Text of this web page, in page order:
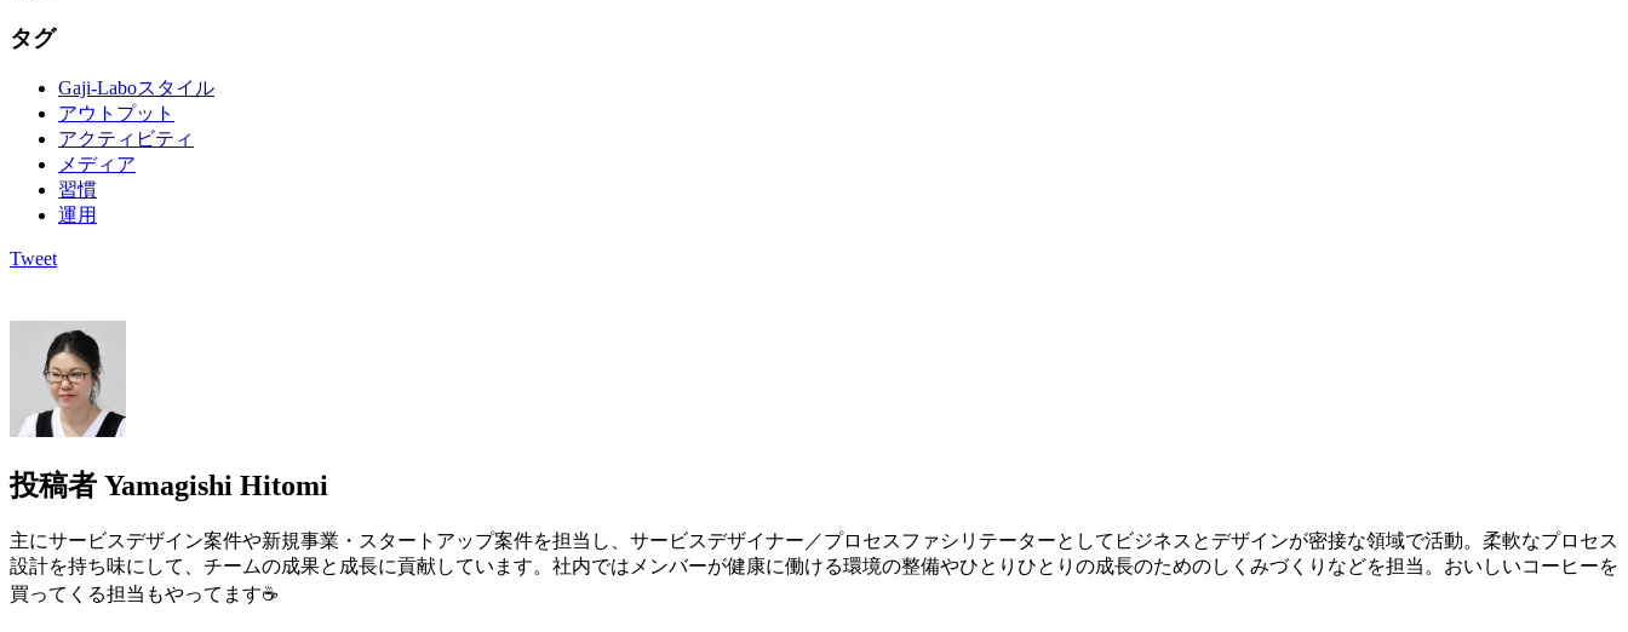
タグ
Gaji-Laboスタイル
アウトプット
アクティビティ
メディア
習慣
運用
Tweet
投稿者 Yamagishi Hitomi
主にサービスデザイン案件や新規事業・スタートアップ案件を担当し、サービスデザイナー／プロセスファシリテーターとしてビジネスとデザインが密接な領域で活動。柔軟なプロセス
設計を持ち味にして、チームの成果と成長に貢献しています。社内ではメンバーが健康に働ける環境の整備やひとりひとりの成長のためのしくみづくりなどを担当。おいしいコーヒーを
買ってくる担当もやってます☕